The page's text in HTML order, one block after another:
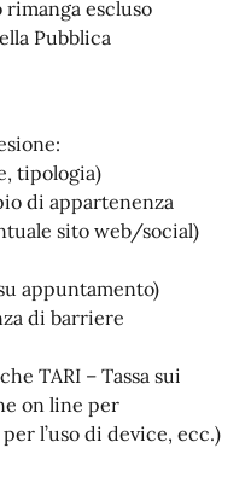
escluso
Pubblica
tipologia)
di appartenenza
sito web/social)
appuntamento)
di barriere
TARI – Tassa sui
on line per
l’uso di device, ecc.)